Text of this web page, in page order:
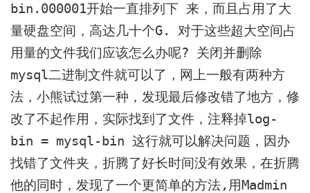
bin.000001开始一直排列下 来，而且占用了大
量硬盘空间，高达几十个G. 对于这些超大空间占
用量的文件我们应该怎么办呢? 关闭并删除
mysql二进制文件就可以了，网上一般有两种方
法，小熊试过第一种，发现最后修改错了地方，修
改了不起作用，实际找到了文件，注释掉log-
bin = mysql-bin 这行就可以解决问题，因办
找错了文件夹，折腾了好长时间没有效果，在折腾
他的同时，发现了一个更简单的方法,用Madmin